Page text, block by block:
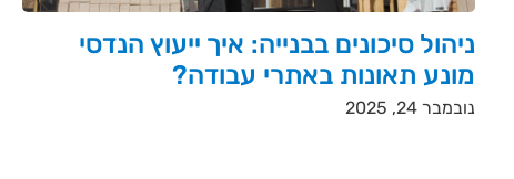
ניהול סיכונים בבנייה: איך ייעוץ הנדסי
מונע תאונות באתרי עבודה?
נובמבר 24, 2025